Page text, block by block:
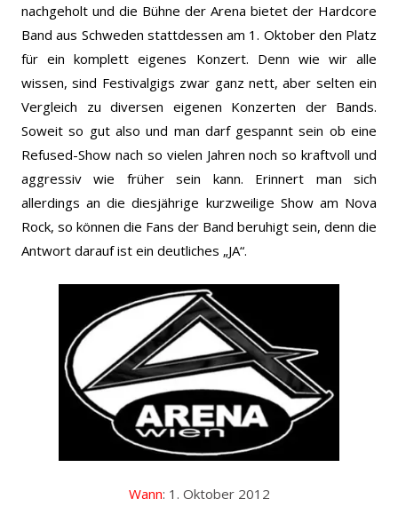
nachgeholt und die Bühne der Arena bietet der Hardcore
Band aus Schweden stattdessen am 1. Oktober den Platz
für ein komplett eigenes Konzert. Denn wie wir alle
wissen, sind Festivalgigs zwar ganz nett, aber selten ein
Vergleich zu diversen eigenen Konzerten der Bands.
Soweit so gut also und man darf gespannt sein ob eine
Refused-Show nach so vielen Jahren noch so kraftvoll und
aggressiv wie früher sein kann. Erinnert man sich
allerdings an die diesjährige kurzweilige Show am Nova
Rock, so können die Fans der Band beruhigt sein, denn die
Antwort darauf ist ein deutliches „JA“.
Wann: 1. Oktober 2012